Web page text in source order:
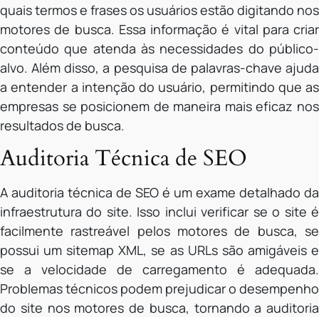
quais termos e frases os usuários estão digitando nos
motores de busca. Essa informação é vital para criar
conteúdo que atenda às necessidades do público-
alvo. Além disso, a pesquisa de palavras-chave ajuda
a entender a intenção do usuário, permitindo que as
empresas se posicionem de maneira mais eficaz nos
resultados de busca.
Auditoria Técnica de SEO
A auditoria técnica de SEO é um exame detalhado da
infraestrutura do site. Isso inclui verificar se o site é
facilmente rastreável pelos motores de busca, se
possui um sitemap XML, se as URLs são amigáveis e
se a velocidade de carregamento é adequada.
Problemas técnicos podem prejudicar o desempenho
do site nos motores de busca, tornando a auditoria